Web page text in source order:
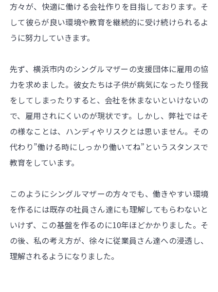
方々が、快適に働ける会社作りを目指しております。そ
して彼らが良い環境や教育を継続的に受け続けられるよ
うに努力していきます。
先ず、横浜市内のシングルマザーの支援団体に雇用の協
力を求めました。彼女たちは子供が病気になったり怪我
をしてしまったりすると、会社を休まないといけないの
で、雇用されにくいのが現状です。しかし、弊社ではそ
の様なことは、ハンディやリスクとは思いません。その
代わり”働ける時にしっかり働いてね”というスタンスで
教育をしています。
このようにシングルマザーの方々でも、働きやすい環境
を作るには既存の社員さん達にも理解してもらわないと
いけず、この基盤を作るのに10年ほどかかりました。そ
の後、私の考え方が、徐々に従業員さん達への浸透し、
理解されるようになりました。